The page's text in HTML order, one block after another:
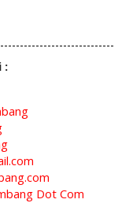
:
Dot Com